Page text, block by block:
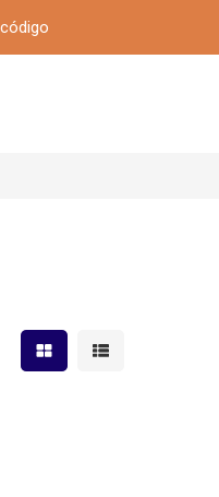
Mostrar resultados em
Mostrar